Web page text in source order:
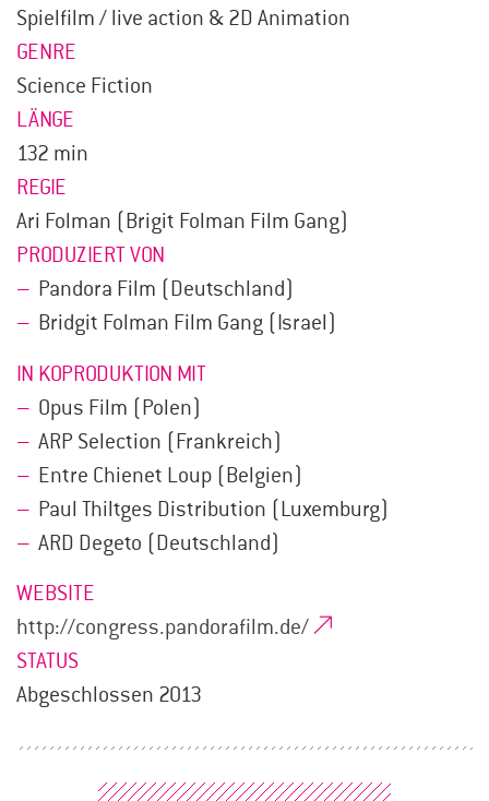
Spielfilm / live action & 2D Animation
GENRE
Science Fiction
LÄNGE
132 min
REGIE
Ari Folman (Brigit Folman Film Gang)
PRODUZIERT VON
Pandora Film (Deutschland)
Bridgit Folman Film Gang (Israel)
IN KOPRODUKTION MIT
Opus Film (Polen)
ARP Selection (Frankreich)
Entre Chienet Loup (Belgien)
Paul Thiltges Distribution (Luxemburg)
ARD Degeto (Deutschland)
WEBSITE
http://congress.pandorafilm.de/
STATUS
Abgeschlossen 2013